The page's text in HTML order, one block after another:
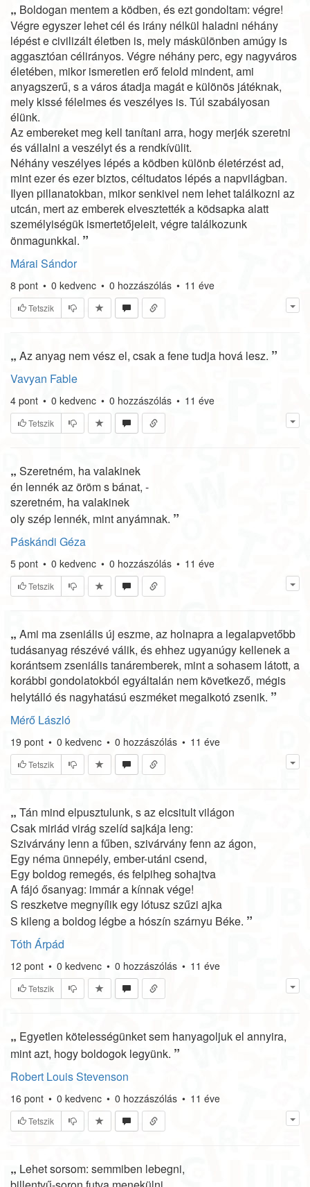
„ Boldogan mentem a ködben, és ezt gondoltam: végre!
Végre egyszer lehet cél és irány nélkül haladni néhány
lépést e civilizált életben is, mely máskülönben amúgy is
aggasztóan célirányos. Végre néhány perc, egy nagyváros
életében, mikor ismeretlen erő felold mindent, ami
anyagszerű, s a város átadja magát e különös játéknak,
mely kissé félelmes és veszélyes is. Túl szabályosan
élünk.
Az embereket meg kell tanítani arra, hogy merjék szeretni
és vállalni a veszélyt és a rendkívülit.
Néhány veszélyes lépés a ködben különb életérzést ad,
mint ezer és ezer biztos, céltudatos lépés a napvilágban.
Ilyen pillanatokban, mikor senkivel nem lehet találkozni az
utcán, mert az emberek elvesztették a ködsapka alatt
személyiségük ismertetőjeleit, végre találkozunk
önmagunkkal. ”
Márai Sándor
8 pont • 0 kedvenc • 0 hozzászólás • 11 éve
Tetszik
„ Az anyag nem vész el, csak a fene tudja hová lesz. ”
Vavyan Fable
4 pont • 0 kedvenc • 0 hozzászólás • 11 éve
Tetszik
„ Szeretném, ha valakinek
én lennék az öröm s bánat, -
szeretném, ha valakinek
oly szép lennék, mint anyámnak. ”
Páskándi Géza
5 pont • 0 kedvenc • 0 hozzászólás • 11 éve
Tetszik
„ Ami ma zseniális új eszme, az holnapra a legalapvetőbb
tudásanyag részévé válik, és ehhez ugyanúgy kellenek a
korántsem zseniális tanáremberek, mint a sohasem látott, a
korábbi gondolatokból egyáltalán nem következő, mégis
helytálló és nagyhatású eszméket megalkotó zsenik. ”
Mérő László
19 pont • 0 kedvenc • 0 hozzászólás • 11 éve
Tetszik
„ Tán mind elpusztulunk, s az elcsitult világon
Csak miriád virág szelíd sajkája leng:
Szivárvány lenn a fűben, szivárvány fenn az ágon,
Egy néma ünnepély, ember-utáni csend,
Egy boldog remegés, és felpiheg sohajtva
A fájó ősanyag: immár a kínnak vége!
S reszketve megnyílik egy lótusz szűzi ajka
S kileng a boldog légbe a hószín szárnyu Béke. ”
Tóth Árpád
12 pont • 0 kedvenc • 0 hozzászólás • 11 éve
Tetszik
„ Egyetlen kötelességünket sem hanyagoljuk el annyira,
mint azt, hogy boldogok legyünk. ”
Robert Louis Stevenson
16 pont • 0 kedvenc • 0 hozzászólás • 11 éve
Tetszik
„ Lehet sorsom: semmiben lebegni,